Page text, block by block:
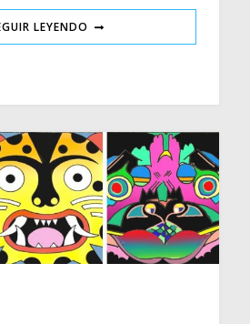
LEYENDO